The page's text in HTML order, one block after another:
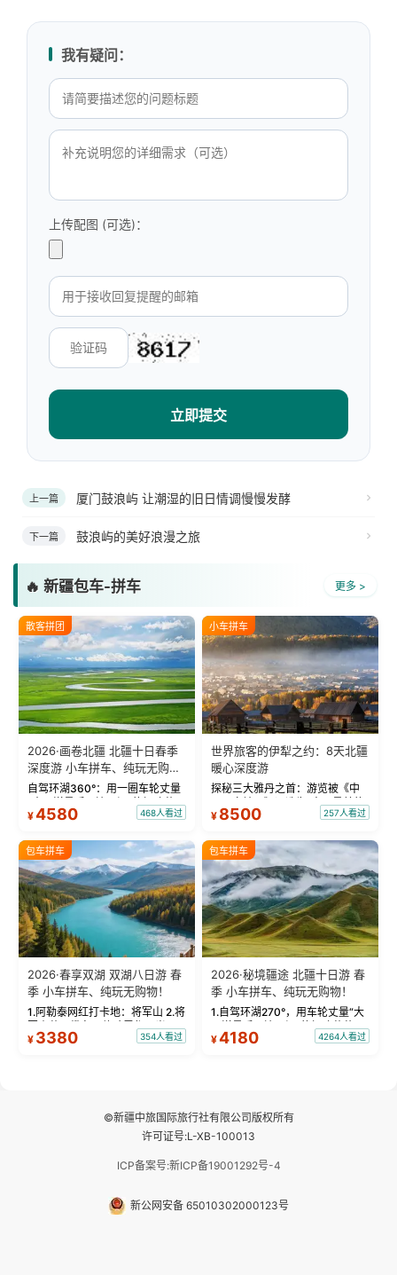
我有疑问：
上传配图 (可选)：
立即提交
上一篇 厦门鼓浪屿 让潮湿的旧日情调慢慢发酵
下一篇 鼓浪屿的美好浪漫之旅
🔥 新疆包车-拼车 更多 >
散客拼团
2026·画卷北疆 北疆十日春季
深度游 小车拼车、纯玩无购
物！
自驾环湖360°：用一圈车轮丈量
“大西洋最后一滴眼泪”的极致蔚
蓝。 赛湖旅拍：甄选多款风格服
绝美瞬间。 赛湖坦克300跟车视
频：专业摄影师...
¥4580 468人看过
小车拼车
世界旅客的伊犁之约：8天北疆
暖心深度游
探秘三大雅丹之首：游览被《中
国国家地理》评选为“中国最美的
三大雅丹”第一名的克拉玛依魔鬼
瓦人最大村落——禾木村，欣赏
晨雾与小木...
¥ 8500 257人看过
包车拼车
2026·春享双湖 双湖八日游 春
季 小车拼车、纯玩无购物！
1.阿勒泰网红打卡地：将军山 2.将
军山落日缆车，体验雪都风光 3.
将军山，夕阳派对，蹦迪party 4.
¥ 3380 354人看过
包车拼车
2026·秘境疆途 北疆十日游 春
季 小车拼车、纯玩无购物！
1.自驾环湖270°，用车轮丈量“大
西洋最后一滴眼泪”的极致蔚蓝，
让雪山、花海与深邃湖水在转弯
¥4180 4264人看过
©新疆中旅国际旅行社有限公司版权所有
许可证号:L-XB-100013
ICP备案号:新ICP备19001292号-4
新公网安备 65010302000123号